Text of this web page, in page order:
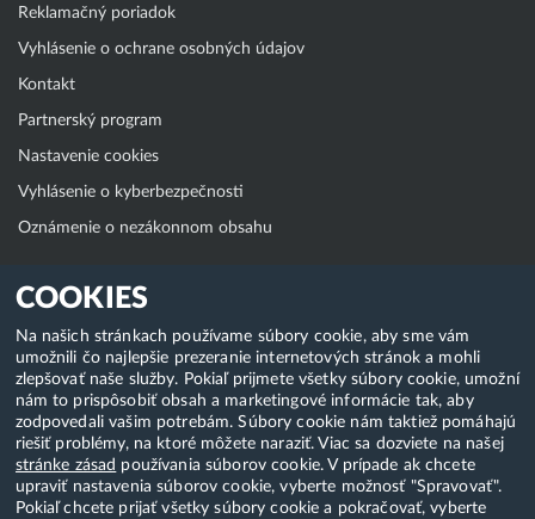
COOKIES
Na našich stránkach používame súbory cookie, aby sme vám
umožnili čo najlepšie prezeranie internetových stránok a mohli
zlepšovať naše služby. Pokiaľ prijmete všetky súbory cookie, umožní
nám to prispôsobiť obsah a marketingové informácie tak, aby
zodpovedali vašim potrebám. Súbory cookie nám taktiež pomáhajú
riešiť problémy, na ktoré môžete naraziť. Viac sa dozviete na našej
stránke zásad používania súborov cookie. V prípade ak chcete
upraviť nastavenia súborov cookie, vyberte možnosť "Spravovať".
Pokiaľ chcete prijať všetky súbory cookie a pokračovať, vyberte
Reklamačný poriadok
Vyhlásenie o ochrane osobných údajov
Kontakt
Partnerský program
Nastavenie cookies
Vyhlásenie o kyberbezpečnosti
Oznámenie o nezákonnom obsahu
Klientská zóna
WebAdmin
WebMail
Zmena hesla (E-mail, FTP, SSH)
Webhosting
Domény